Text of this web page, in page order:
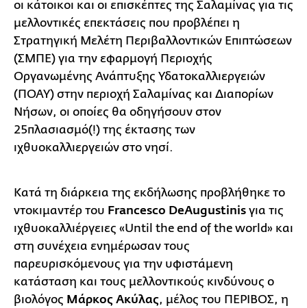
οι κάτοικοι και οι επισκέπτες της Σαλαμίνας για τις
μελλοντικές επεκτάσεις που προβλέπει η
Στρατηγική Μελέτη Περιβαλλοντικών Επιπτώσεων
(ΣΜΠΕ) για την εφαρμογή Περιοχής
Οργανωμένης Ανάπτυξης Υδατοκαλλιεργειών
(ΠΟΑΥ) στην περιοχή Σαλαμίνας και Διαπορίων
Νήσων, οι οποίες θα οδηγήσουν στον
25πλασιασμό(!) της έκτασης των
ιχθυοκαλλιεργειών στο νησί.
Κατά τη διάρκεια της εκδήλωσης προβλήθηκε το
ντοκιμαντέρ του Francesco DeAugustinis για τις
ιχθυοκαλλιέργειες «Until the end of the world» και
στη συνέχεια ενημέρωσαν τους
παρευρισκόμενους για την υφιστάμενη
κατάσταση και τους μελλοντικούς κινδύνους ο
βιολόγος Μάρκος Ακύλας, μέλος του ΠΕΡΙΒΟΣ, η